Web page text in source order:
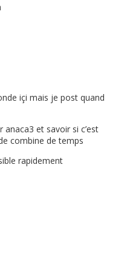
içi mais je post quand
anaca3 et savoir si c’est
combine de temps
rapidement